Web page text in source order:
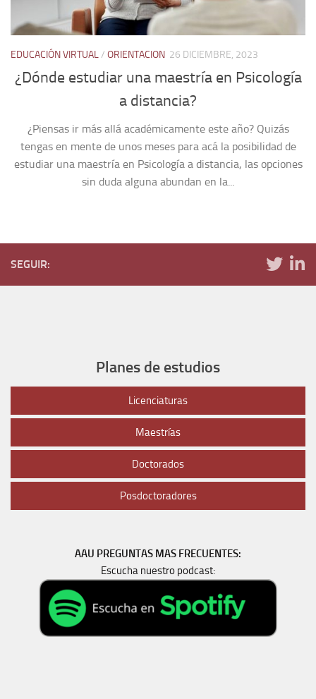
EDUCACIÓN VIRTUAL/ ORIENTACION 26 DICIEMBRE, 2023
¿Dónde estudiar una maestría en Psicología
a distancia?
¿Piensas ir más allá académicamente este año? Quizás
tengas en mente de unos meses para acá la posibilidad de
estudiar una maestría en Psicología a distancia, las opciones
sin duda alguna abundan en la...
SEGUIR:
Planes de estudios
Licenciaturas
Maestrías
Doctorados
Posdoctoradores
AAU PREGUNTAS MAS FRECUENTES:
Escucha nuestro podcast: